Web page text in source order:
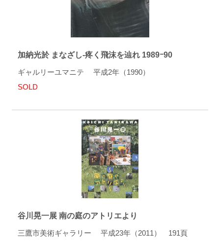
加納光於 まなざし-疼く飛沫を辿れ 1989ｰ90
ギャルリーユマニテ 平成2年（1990）
SOLD
谷川晃一展 南の庭のアトリエより
三鷹市美術ギャラリー 平成23年（2011） 191頁